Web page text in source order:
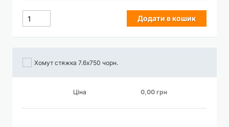
Додати в кошик
Хомут стяжка 7.6х750 чорн.
Ціна 0,00 грн